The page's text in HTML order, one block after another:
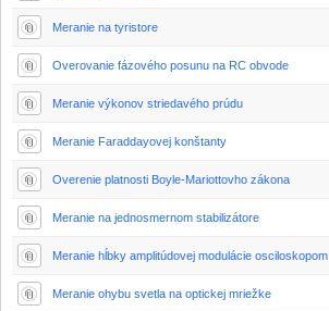
Meranie na tyristore
Overovanie fázového posunu na RC obvode
Meranie výkonov striedavého prúdu
Meranie Faraddayovej konštanty
Overenie platnosti Boyle-Mariottovho zákona
Meranie na jednosmernom stabilizátore
Meranie hĺbky amplitúdovej modulácie osciloskopom
Meranie ohybu svetla na optickej mriežke